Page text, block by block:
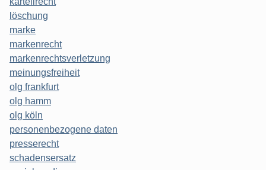
löschung
marke
markenrecht
markenrechtsverletzung
meinungsfreiheit
olg frankfurt
olg hamm
olg köln
personenbezogene daten
presserecht
schadensersatz